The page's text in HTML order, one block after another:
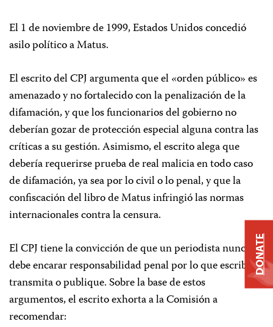
El 1 de noviembre de 1999, Estados Unidos concedió
asilo político a Matus.
El escrito del CPJ argumenta que el «orden público» es
amenazado y no fortalecido con la penalización de la
difamación, y que los funcionarios del gobierno no
deberían gozar de protección especial alguna contra las
críticas a su gestión. Asimismo, el escrito alega que
debería requerirse prueba de real malicia en todo caso
de difamación, ya sea por lo civil o lo penal, y que la
confiscación del libro de Matus infringió las normas
internacionales contra la censura.
El CPJ tiene la convicción de que un periodista nunca
debe encarar responsabilidad penal por lo que escriba,
transmita o publique. Sobre la base de estos
argumentos, el escrito exhorta a la Comisión a
recomendar:
DONATE